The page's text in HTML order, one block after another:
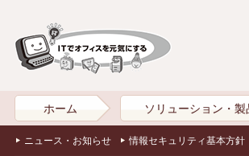
ホーム ソリューション・製
ニュース・お知らせ 情報セキュリティ基本方針